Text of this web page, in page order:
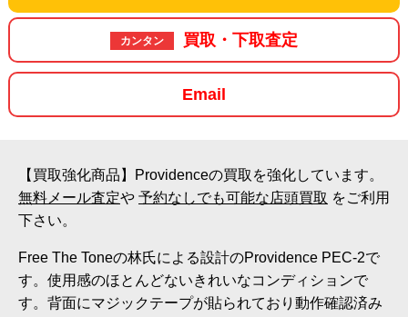
カンタン 買取・下取査定
Email
【買取強化商品】Providenceの買取を強化しています。
無料メール査定や 予約なしでも可能な店頭買取 をご利用
下さい。
Free The Toneの林氏による設計のProvidence PEC-2で
す。使用感のほとんどないきれいなコンディションで
す。背面にマジックテープが貼られており動作確認済み